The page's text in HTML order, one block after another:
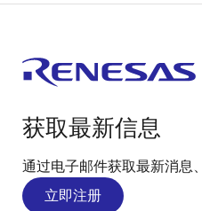
获取最新信息
通过电子邮件获取最新消息
立即注册